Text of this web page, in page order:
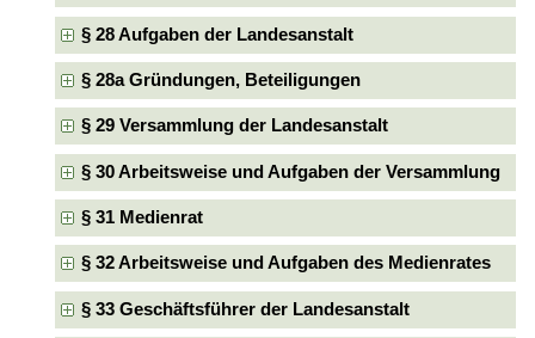
§ 28 Aufgaben der Landesanstalt
§ 28a Gründungen, Beteiligungen
§ 29 Versammlung der Landesanstalt
§ 30 Arbeitsweise und Aufgaben der Versammlung
§ 31 Medienrat
§ 32 Arbeitsweise und Aufgaben des Medienrates
§ 33 Geschäftsführer der Landesanstalt